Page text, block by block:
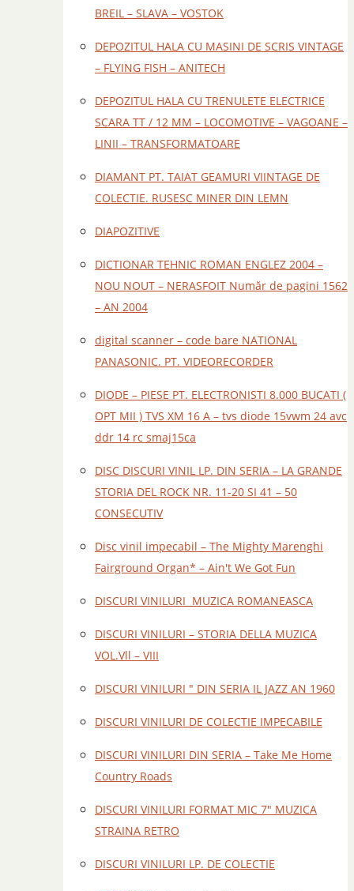
BREIL – SLAVA – VOSTOK
DEPOZITUL HALA CU MASINI DE SCRIS VINTAGE
– FLYING FISH – ANITECH
DEPOZITUL HALA CU TRENULETE ELECTRICE
SCARA TT / 12 MM – LOCOMOTIVE – VAGOANE –
LINII – TRANSFORMATOARE
DIAMANT PT. TAIAT GEAMURI VIINTAGE DE
COLECTIE. RUSESC MINER DIN LEMN
DIAPOZITIVE
DICTIONAR TEHNIC ROMAN ENGLEZ 2004 –
NOU NOUT – NERASFOIT Număr de pagini 1562
– AN 2004
digital scanner – code bare NATIONAL
PANASONIC. PT. VIDEORECORDER
DIODE – PIESE PT. ELECTRONISTI 8.000 BUCATI (
OPT MII ) TVS XM 16 A – tvs diode 15vwm 24 avc
ddr 14 rc smaj15ca
DISC DISCURI VINIL LP. DIN SERIA – LA GRANDE
STORIA DEL ROCK NR. 11-20 SI 41 – 50
CONSECUTIV
Disc vinil impecabil – The Mighty Marenghi
Fairground Organ* – Ain't We Got Fun
DISCURI VINILURI MUZICA ROMANEASCA
DISCURI VINILURI – STORIA DELLA MUZICA
VOL.Vll – VIII
DISCURI VINILURI " DIN SERIA IL JAZZ AN 1960
DISCURI VINILURI DE COLECTIE IMPECABILE
DISCURI VINILURI DIN SERIA – Take Me Home
Country Roads
DISCURI VINILURI FORMAT MIC 7" MUZICA
STRAINA RETRO
DISCURI VINILURI LP. DE COLECTIE